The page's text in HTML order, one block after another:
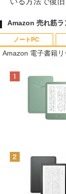
Amazon 売れ筋ラ
ノートPC
Amazon 電子書籍